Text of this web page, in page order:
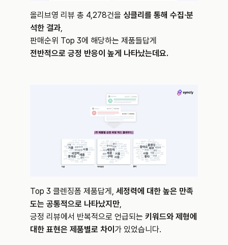
올리브영 리뷰 총 4,278건을 싱클리를 통해 수집·분
석한 결과,
판매순위 Top 3에 해당하는 제품들답게
전반적으로 긍정 반응이 높게 나타났는데요.
Top 3 클렌징폼 제품답게, 세정력에 대한 높은 만족
도는 공통적으로 나타났지만,
긍정 리뷰에서 반복적으로 언급되는 키워드와 제형에
대한 표현은 제품별로 차이 가 있었습니다.